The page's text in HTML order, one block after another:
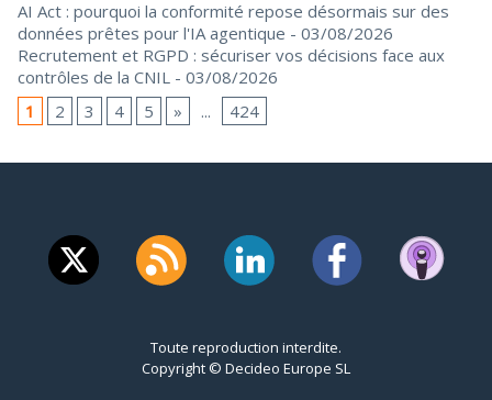
AI Act : pourquoi la conformité repose désormais sur des
données prêtes pour l'IA agentique - 03/08/2026
Recrutement et RGPD : sécuriser vos décisions face aux
contrôles de la CNIL - 03/08/2026
1
2 3 4 5 » ... 424
Toute reproduction interdite.
Copyright © Decideo Europe SL